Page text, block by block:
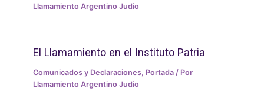
Llamamiento Argentino Judio
El Llamamiento en el Instituto Patria
Comunicados y Declaraciones, Portada / Por
Llamamiento Argentino Judio